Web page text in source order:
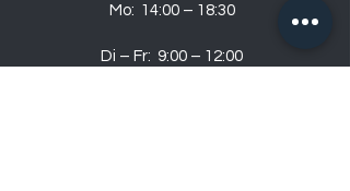
Mo: 14:00 – 18:30
Di – Fr: 9:00 – 12:00